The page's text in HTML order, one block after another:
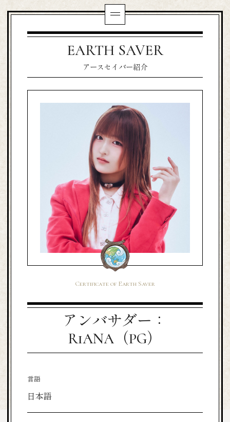
EARTH SAVER
アースセイバー紹介
Certificate of Earth Saver
アンバサダー：
RiANA（PG）
言語
日本語